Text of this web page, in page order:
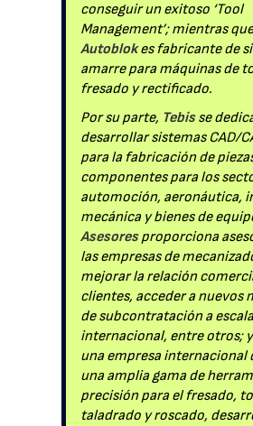
conseguir un exitoso ‘Tool
Management’; mientras
Autoblokes fabricante de
amarre para máquinas de
fresado y rectificado.
Por su parte, Tebisse
desarrollar sistemas CAD/
para la fabricación de
componentes para los
automoción, aeronáutica,
mecánica y bienes de
Asesoresproporciona
las empresas de
mejorar la relación
clientes, acceder a nuevos
de subcontratación a escala
internacional, entre otros;
una empresa internacional
una amplia gama de
precisión para el fresado,
taladrado y roscado,